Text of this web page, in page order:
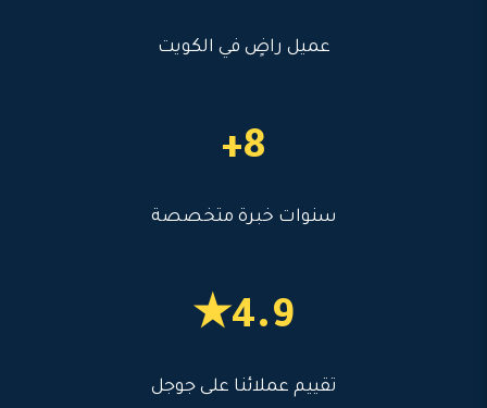
عميل راضٍ في الكويت
8+
سنوات خبرة متخصصة
4.9★
تقييم عملائنا على جوجل